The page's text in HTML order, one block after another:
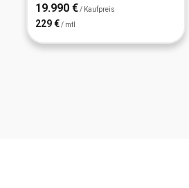
19.990 € / Kaufpreis
229 € / mtl